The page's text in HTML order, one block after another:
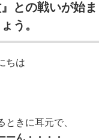
との戦いが始
う。
ちは
ときに耳元で、
ーん・・・・